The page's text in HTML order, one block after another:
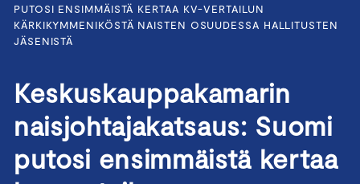
PUTOSI ENSIMMÄISTÄ KERTAA KV-VERTAILUN
KÄRKIKYMMENIKÖSTÄ NAISTEN OSUUDESSA HALLITUSTEN
JÄSENISTÄ
Keskuskauppakamarin
naisjohtajakatsaus: Suomi
putosi ensimmäistä kertaa